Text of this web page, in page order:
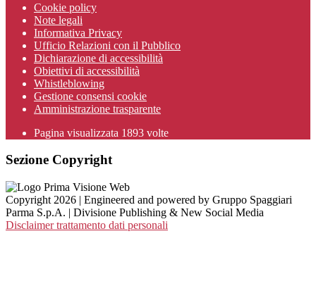
Cookie policy
Note legali
Informativa Privacy
Ufficio Relazioni con il Pubblico
Dichiarazione di accessibilità
Obiettivi di accessibilità
Whistleblowing
Gestione consensi cookie
Amministrazione trasparente
Pagina visualizzata 1893 volte
Sezione Copyright
Copyright 2026 | Engineered and powered by Gruppo Spaggiari
Parma S.p.A. | Divisione Publishing & New Social Media
Disclaimer trattamento dati personali